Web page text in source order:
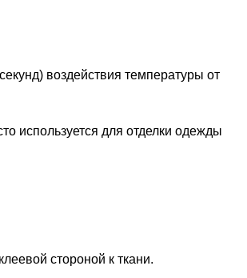
воздействия температуры от
используется для отделки одежды
стороной к ткани.